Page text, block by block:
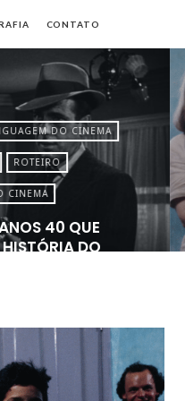
CONTATO
DO CINEMA
ROTEIRO
CINEMA
40 QUE
DO